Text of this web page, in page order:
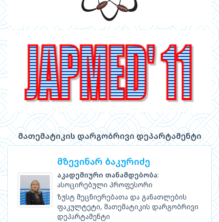
მათემატიკის დარგობრივი დეპარტამენტი
მზევინარ ბაკურიძე
აკადემიური თანამდებობა:
ასოცირებული პროფესორი
ზუსტ მეცნიერებათა და განათლების
ფაკულტეტი, მათემატიკის დარგობრივი
დეპარტამენტი